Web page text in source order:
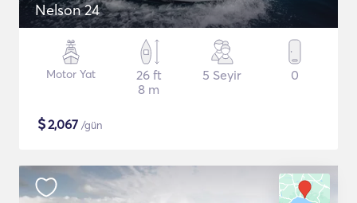
Nelson 24
Motor Yat
26 ft
8 m
5 Seyir 0
$2,067 /gün